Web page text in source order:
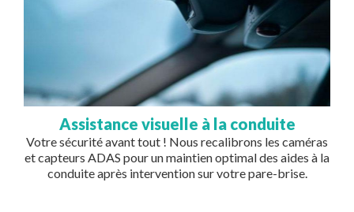
Assistance visuelle à la conduite
Votre sécurité avant tout ! Nous recalibrons les caméras
et capteurs ADAS pour un maintien optimal des aides à la
conduite après intervention sur votre pare-brise.